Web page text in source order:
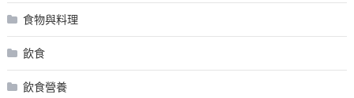
食物與料理
飲食
飲食營養